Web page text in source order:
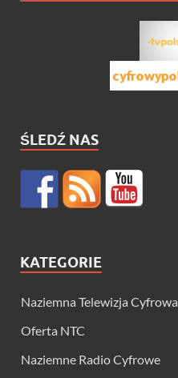
ŚLEDŹ NAS
KATEGORIE
Naziemna Telewizja Cyfrowa
Oferta NTC
Naziemne Radio Cyfrowe